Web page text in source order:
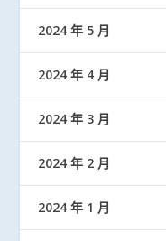
2024 年 5 月
2024 年 4 月
2024 年 3 月
2024 年 2 月
2024 年 1 月